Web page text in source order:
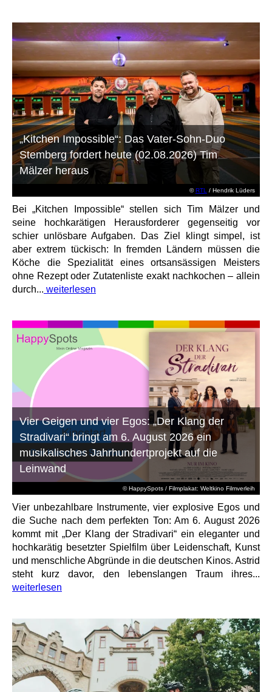
©RTL / Hendrik Lüders
„Kitchen Impossible“: Das Vater-Sohn-Duo
Stemberg fordert heute (02.08.2026) Tim
Mälzer heraus
Bei „Kitchen Impossible“ stellen sich Tim Mälzer und
seine hochkarätigen Herausforderer gegenseitig vor
schier unlösbare Aufgaben. Das Ziel klingt simpel, ist
aber extrem tückisch: In fremden Ländern müssen die
Köche die Spezialität eines ortsansässigen Meisters
ohne Rezept oder Zutatenliste exakt nachkochen – allein
durch... weiterlesen
© HappySpots / Filmplakat: Weltkino Filmverleih
Vier Geigen und vier Egos: „Der Klang der
Stradivari“ bringt am 6. August 2026 ein
musikalisches Jahrhundertprojekt auf die
Leinwand
Vier unbezahlbare Instrumente, vier explosive Egos und
die Suche nach dem perfekten Ton: Am 6. August 2026
kommt mit „Der Klang der Stradivari“ ein eleganter und
hochkarätig besetzter Spielfilm über Leidenschaft, Kunst
und menschliche Abgründe in die deutschen Kinos. Astrid
steht kurz davor, den lebenslangen Traum ihres...
weiterlesen